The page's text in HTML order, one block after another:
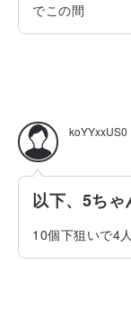
でこの間
koYYxxUS0
以下、5ち
10個下狙いで4